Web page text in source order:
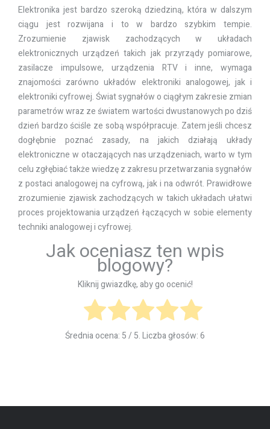
Elektronika jest bardzo szeroką dziedziną, która w dalszym
ciągu jest rozwijana i to w bardzo szybkim tempie.
Zrozumienie zjawisk zachodzących w układach
elektronicznych urządzeń takich jak przyrządy pomiarowe,
zasilacze impulsowe, urządzenia RTV i inne, wymaga
znajomości zarówno układów elektroniki analogowej, jak i
elektroniki cyfrowej. Świat sygnałów o ciągłym zakresie zmian
parametrów wraz ze światem wartości dwustanowych po dziś
dzień bardzo ściśle ze sobą współpracuje. Zatem jeśli chcesz
dogłębnie poznać zasady, na jakich działają układy
elektroniczne w otaczających nas urządzeniach, warto w tym
celu zgłębiać także wiedzę z zakresu przetwarzania sygnałów
z postaci analogowej na cyfrową, jak i na odwrót. Prawidłowe
zrozumienie zjawisk zachodzących w takich układach ułatwi
proces projektowania urządzeń łączących w sobie elementy
techniki analogowej i cyfrowej.
Jak oceniasz ten wpis
blogowy?
Kliknij gwiazdkę, aby go ocenić!
Średnia ocena: 5/ 5. Liczba głosów:6